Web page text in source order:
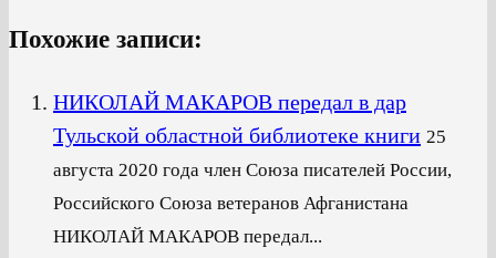
Похожие записи:
НИКОЛАЙ МАКАРОВ передал в дар
Тульской областной библиотеке книги 25
августа 2020 года член Союза писателей России,
Российского Союза ветеранов Афганистана
НИКОЛАЙ МАКАРОВ передал...